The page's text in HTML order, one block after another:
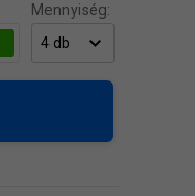
Mennyiség: